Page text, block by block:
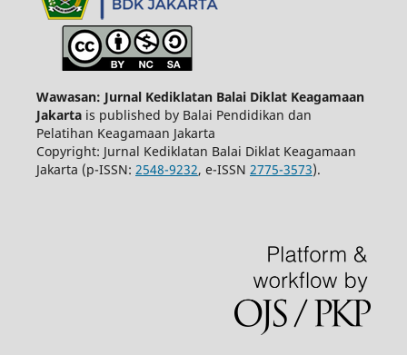
Wawasan: Jurnal Kediklatan Balai Diklat Keagamaan
Jakartais published by Balai Pendidikan dan
Pelatihan Keagamaan Jakarta
Copyright: Jurnal Kediklatan Balai Diklat Keagamaan
Jakarta (p-ISSN: 2548-9232, e-ISSN 2775-3573).